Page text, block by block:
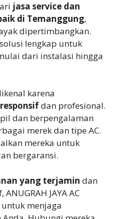
jasa service dan
di Temanggung,
dipertimbangkan.
lengkap untuk
dari instalasi hingga
karena
dan profesional.
dan berpengalaman
merek dan tipe AC.
mereka untuk
bergaransi.
yang terjamin dan
JAYA AC
menjaga